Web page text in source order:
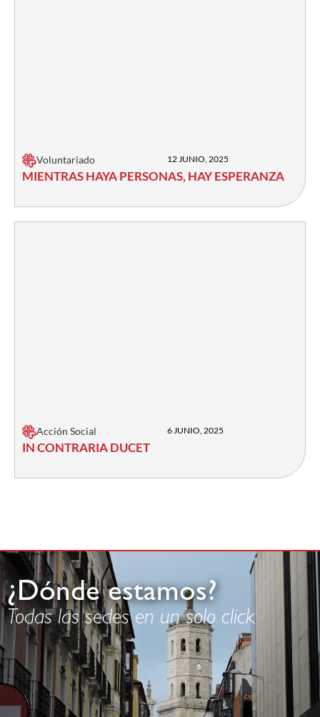
Voluntariado 12 JUNIO, 2025
MIENTRAS HAYA PERSONAS, HAY ESPERANZA
Acción Social 6 JUNIO, 2025
IN CONTRARIA DUCET
¿Dónde estamos?
Todas las sedes en un solo click